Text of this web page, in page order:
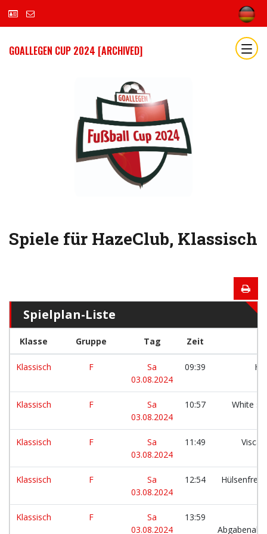
GOALLEGEN CUP 2024 [ARCHIVED]
Spiele für HazeClub, Klassisch
Spielplan-Liste
Klasse Gruppe Tag Zeit
Klassisch F
Sa
03.08.2024
09:39
Klassisch F
Sa
03.08.2024
10:57 White
Klassisch F
Sa
03.08.2024
11:49 Visca
Klassisch F
Sa
03.08.2024
12:54
Klassisch F
Sa
03.08.2024
13:59